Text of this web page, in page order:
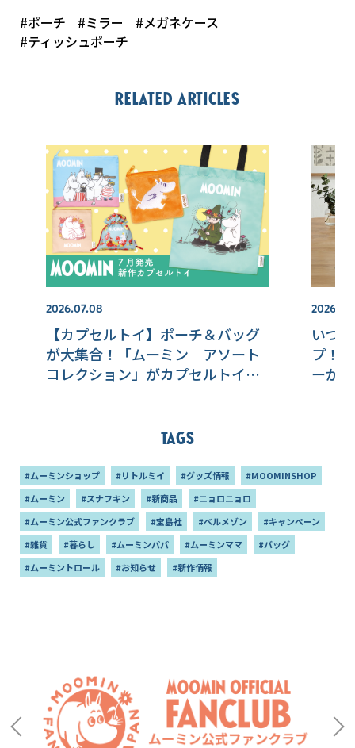
#ポーチ #ミラー
#メガネケース
#ティッシュポーチ
Related articles
2026.07.08
【カプセルトイ】ポーチ＆バッグ
が大集合！「ムーミン アソート
コレクション」がカプセルトイに
いつ
プ！
ーが
Tags
#ムーミンショップ #リトルミイ #グッズ情報
#MOOMINSHOP
#ムーミン
#スナフキン #新商品
#ニョロニョロ
#ムーミン公式ファンクラブ
#宝島社 #ベルメゾン
#キャンペーン
#雑貨
#暮らし #ムーミンパパ #ムーミンママ
#バッグ
#ムーミントロール
#お知らせ #新作情報